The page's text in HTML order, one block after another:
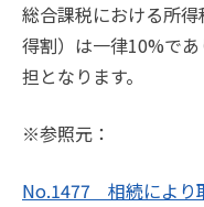
総合課税における所
得割）は一律10%で
担となります。
※参照元：
No.1477 相続により